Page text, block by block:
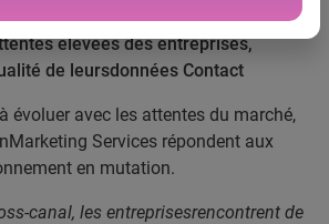
élevées des entreprises,
de leursdonnées Contact
évoluer avec les attentes du marché,
Services répondent aux
en mutation.
canal, les entreprisesrencontrent de